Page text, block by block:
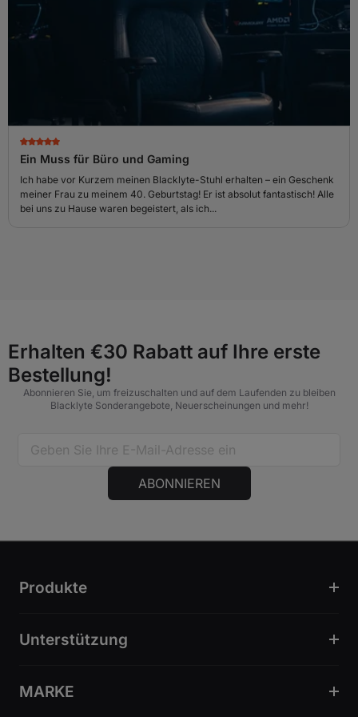
Ein Muss für Büro und Gaming
Ich habe vor Kurzem meinen Blacklyte-Stuhl erhalten – ein Geschenk
meiner Frau zu meinem 40. Geburtstag! Er ist absolut fantastisch! Alle
bei uns zu Hause waren begeistert, als ich...
Erhalten €30 Rabatt auf Ihre erste
Bestellung!
Abonnieren Sie, um freizuschalten und auf dem Laufenden zu bleiben
Blacklyte Sonderangebote, Neuerscheinungen und mehr!
ABONNIEREN
Produkte
Unterstützung
MARKE